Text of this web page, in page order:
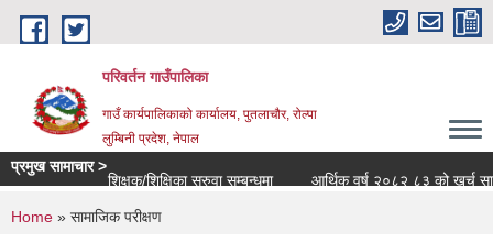
Skip to main content
परिवर्तन गाउँपालिका
गाउँ कार्यपालिकाको कार्यालय, पुतलाचौर, रोल्पा
लुम्बिनी प्रदेश, नेपाल
प्रमुख सामाचार >
शिक्षक/शिक्षिका सरुवा सम्बन्धमा
आर्थिक वर्ष २०८२ ८३ को खर्च
You are here
Home » सामाजिक परीक्षण